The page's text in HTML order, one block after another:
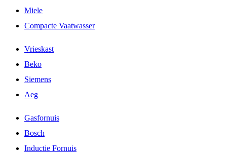
Miele
Compacte Vaatwasser
Vrieskast
Beko
Siemens
Aeg
Gasfornuis
Bosch
Inductie Fornuis